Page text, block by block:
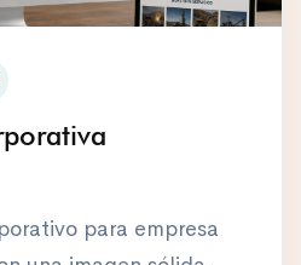
para empresa